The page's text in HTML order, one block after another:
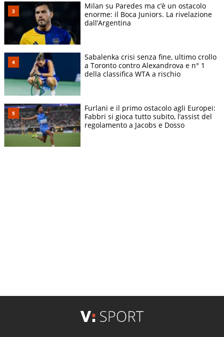
Milan su Paredes ma c’è un ostacolo
enorme: il Boca Juniors. La rivelazione
dall’Argentina
Sabalenka crisi senza fine, ultimo crollo
a Toronto contro Alexandrova e n° 1
della classifica WTA a rischio
Furlani e il primo ostacolo agli Europei:
Fabbri si gioca tutto subito, l’assist del
regolamento a Jacobs e Dosso